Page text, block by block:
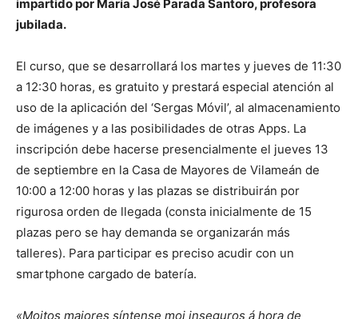
impartido por María José Parada Santoro, profesora
jubilada.
El curso, que se desarrollará los martes y jueves de 11:30
a 12:30 horas, es gratuito y prestará especial atención al
uso de la aplicación del ‘Sergas Móvil’, al almacenamiento
de imágenes y a las posibilidades de otras Apps. La
inscripción debe hacerse presencialmente el jueves 13
de septiembre en la Casa de Mayores de Vilameán de
10:00 a 12:00 horas y las plazas se distribuirán por
rigurosa orden de llegada (consta inicialmente de 15
plazas pero se hay demanda se organizarán más
talleres). Para participar es preciso acudir con un
smartphone cargado de batería.
«Moitos maiores síntense moi inseguros á hora de